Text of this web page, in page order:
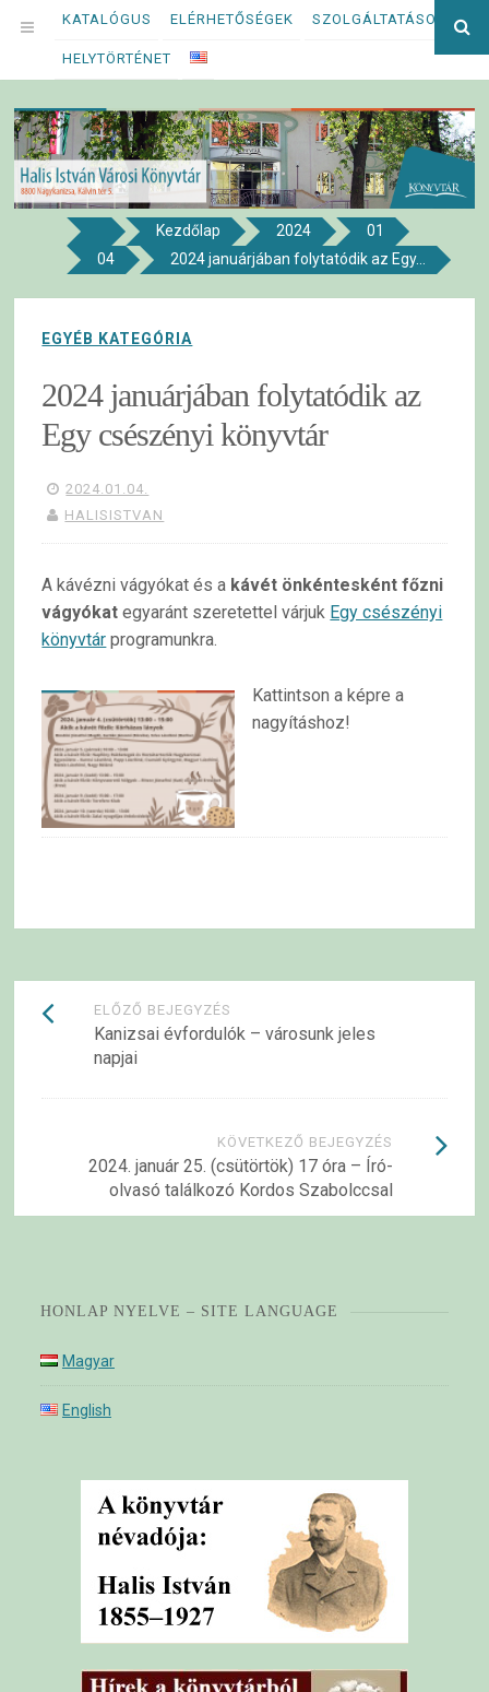
Megszakítás
OPEN
MENU
KATALÓGUS ELÉRHETŐSÉGEK SZOLGÁLTATÁSOK
HELYTÖRTÉNET
Halis István Városi Könyvtár
8800 NAGYKANIZSA, KÁLVIN TÉR 5.
Kezdőlap 2024
01
04
2024 januárjában folytatódik az Egy...
EGYÉB KATEGÓRIA
2024 januárjában folytatódik az
Egy csészényi könyvtár
2024.01.04.
HALISISTVAN
A kávézni vágyókat és a kávét önkéntesként főzni
vágyókat egyaránt szeretettel várjuk Egy csészényi
könyvtár programunkra.
Kattintson a képre a
nagyításhoz!
Bejegyzések
navigációja
ELŐZŐ BEJEGYZÉS
Kanizsai évfordulók – városunk jeles
napjai
KÖVETKEZŐ BEJEGYZÉS
2024. január 25. (csütörtök) 17 óra – Író-
olvasó találkozó Kordos Szabolccsal
HONLAP NYELVE – SITE LANGUAGE
Magyar
English